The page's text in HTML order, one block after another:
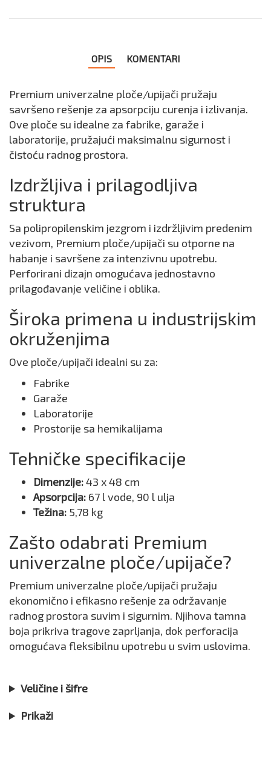
OPIS KOMENTARI
Premium univerzalne ploče/upijači pružaju
savršeno rešenje za apsorpciju curenja i izlivanja.
Ove ploče su idealne za fabrike, garaže i
laboratorije, pružajući maksimalnu sigurnost i
čistoću radnog prostora.
Izdržljiva i prilagodljiva
struktura
Sa polipropilenskim jezgrom i izdržljivim predenim
vezivom, Premium ploče/upijači su otporne na
habanje i savršene za intenzivnu upotrebu.
Perforirani dizajn omogućava jednostavno
prilagođavanje veličine i oblika.
Široka primena u industrijskim
okruženjima
Ove ploče/upijači idealni su za:
Fabrike
Garaže
Laboratorije
Prostorije sa hemikalijama
Tehničke specifikacije
Dimenzije:43 x 48 cm
Apsorpcija: 67 l vode, 90 l ulja
Težina: 5,78 kg
Zašto odabrati Premium
univerzalne ploče/upijače?
Premium univerzalne ploče/upijači pružaju
ekonomično i efikasno rešenje za održavanje
radnog prostora suvim i sigurnim. Njihova tamna
boja prikriva tragove zaprljanja, dok perforacija
omogućava fleksibilnu upotrebu u svim uslovima.
Veličine i šifre
Prikaži